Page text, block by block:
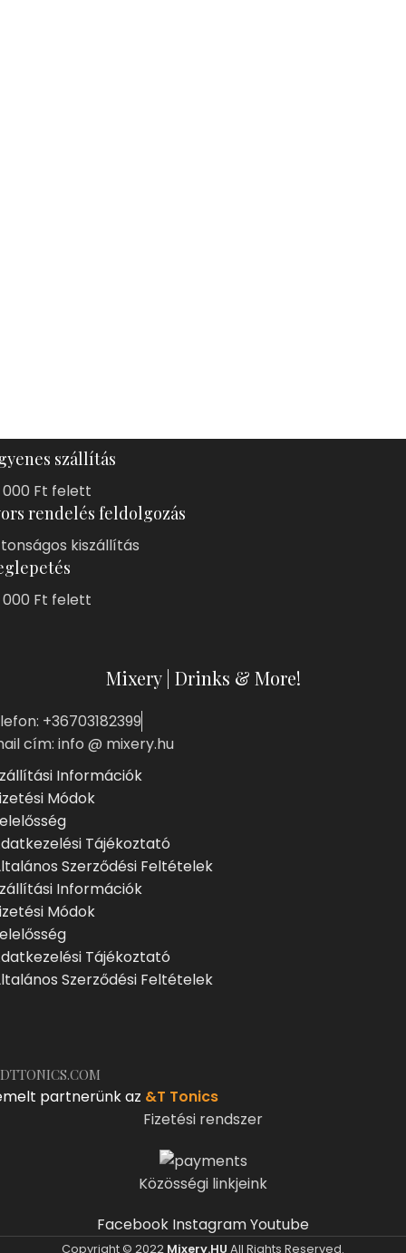
szállítás
000 Ft felett
rendelés feldolgozás
kiszállítás
000 Ft felett
Mixery | Drinks & More!
+36703182399
cím: info @ mixery.hu
Információk
Módok
Tájékoztató
Szerződési Feltételek
Információk
Módok
Tájékoztató
Szerződési Feltételek
partnerünk az &T Tonics
Fizetési rendszer
Közösségi linkjeink
Facebook InstagramYoutube
Copyright © 2022 Mixery.HU All Rights Reserved.